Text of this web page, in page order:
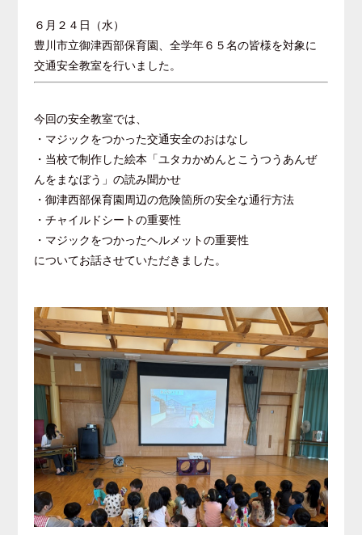
６月２４日（水）
豊川市立御津西部保育園、全学年６５名の皆様を対象に
交通安全教室を行いました。
今回の安全教室では、
・マジックをつかった交通安全のおはなし
・当校で制作した絵本「ユタカかめんとこうつうあんぜ
んをまなぼう」の読み聞かせ
・御津西部保育園周辺の危険箇所の安全な通行方法
・チャイルドシートの重要性
・マジックをつかったヘルメットの重要性
についてお話させていただきました。